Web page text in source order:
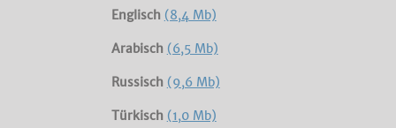
Englisch (8,4 Mb)
Arabisch (6,5 Mb)
Russisch (9,6 Mb)
Türkisch (1,0 Mb)